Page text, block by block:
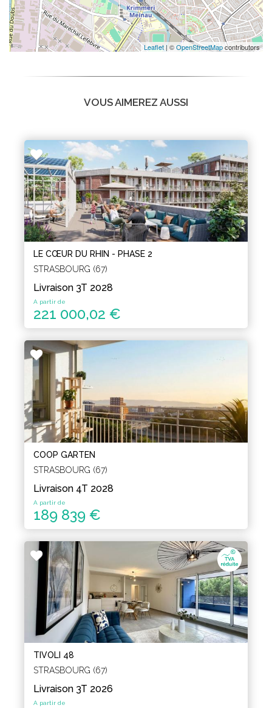
Leaflet| ©OpenStreetMapcontributors
VOUS AIMEREZ AUSSI
LE CŒUR DU RHIN - PHASE 2
STRASBOURG (67)
Livraison 3T 2028
A partir de
221 000,02 €
COOP GARTEN
STRASBOURG (67)
Livraison 4T 2028
A partir de
189 839 €
TIVOLI 48
STRASBOURG (67)
Livraison 3T 2026
A partir de